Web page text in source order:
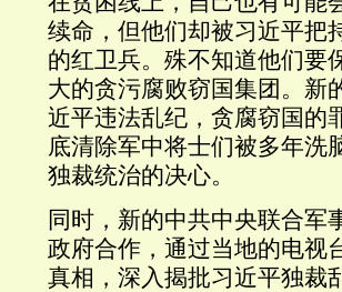
续命，但他们却被习近平把
的红卫兵。殊不知道他们要
大的贪污腐败窃国集团。新
近平违法乱纪，贪腐窃国的
底清除军中将士们被多年洗
独裁统治的决心。
同时，新的中共中央联合军
政府合作，通过当地的电视
真相，深入揭批习近平独裁